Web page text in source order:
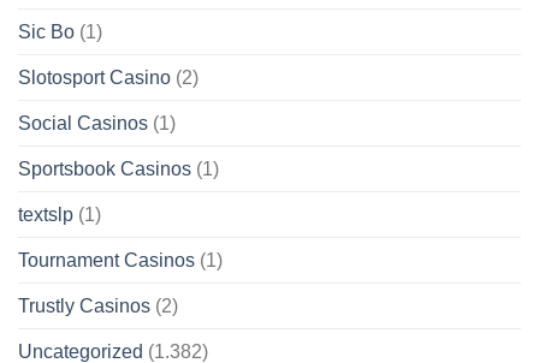
Sic Bo (1)
Slotosport Casino (2)
Social Casinos (1)
Sportsbook Casinos (1)
textslp (1)
Tournament Casinos (1)
Trustly Casinos (2)
Uncategorized (1.382)